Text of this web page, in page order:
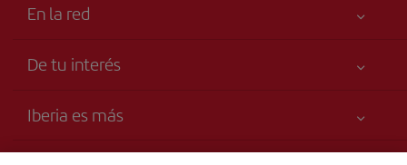
En la red
De tu interés
Declaración de accesibilidad
Compromiso de servicio
Iberia es más